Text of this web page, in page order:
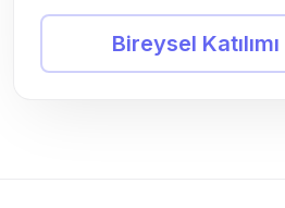
Bireysel